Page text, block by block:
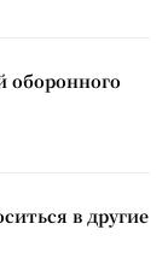
оборонного
в другие